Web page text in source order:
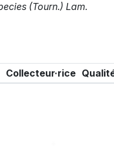
(Tourn.) Lam.
Collecteur·rice